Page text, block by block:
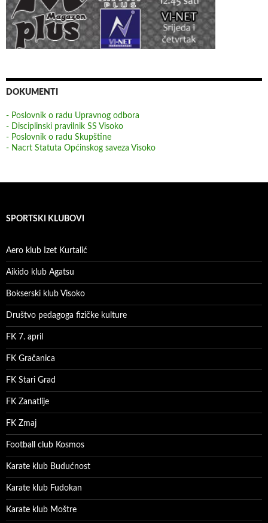
DOKUMENTI
- Poslovnik o radu Upravnog odbora
- Disciplinski pravilnik SS Visoko
- Poslovnik o radu Skupštine
- Nacrt Statuta Općinskog saveza Visoko
SPORTSKI KLUBOVI
Aero klub Izet Kurtalić
Aikido klub Agatsu
Bokserski klub Visoko
Društvo pedagoga fizičke kulture
FK 7. april
FK Gračanica
FK Stari Grad
FK Zanatlije
FK Zmaj
Football club Kosmos
Karate klub Budućnost
Karate klub Fudokan
Karate klub Moštre